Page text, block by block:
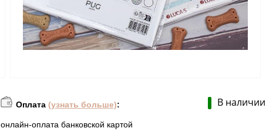
В наличии
Оплата (узнать больше):
онлайн-оплата банковской картой